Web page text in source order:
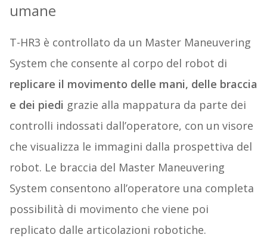
umane
T-HR3 è controllato da un Master Maneuvering
System che consente al corpo del robot di
replicare il movimento delle mani, delle braccia
e dei piedi grazie alla mappatura da parte dei
controlli indossati dall’operatore, con un visore
che visualizza le immagini dalla prospettiva del
robot. Le braccia del Master Maneuvering
System consentono all’operatore una completa
possibilità di movimento che viene poi
replicato dalle articolazioni robotiche.